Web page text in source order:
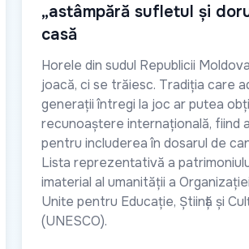
„astâmpără sufletul și
casă
Horele din sudul Republicii
joacă, ci se trăiesc. Tradiția care
generații întregi la joc ar putea
recunoaștere internațională, fiind
pentru includerea în dosarul de
Lista reprezentativă a
imaterial al umanității a
Unite pentru Educație, Știință și
(UNESCO).